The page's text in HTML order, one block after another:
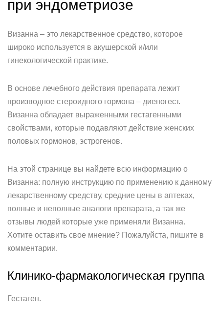
при эндометриозе
Визанна – это лекарственное средство, которое
широко используется в акушерской и/или
гинекологической практике.
В основе лечебного действия препарата лежит
производное стероидного гормона – диеногест.
Визанна обладает выраженными гестагенными
свойствами, которые подавляют действие женских
половых гормонов, эстрогенов.
На этой странице вы найдете всю информацию о
Визанна: полную инструкцию по применению к данному
лекарственному средству, средние цены в аптеках,
полные и неполные аналоги препарата, а так же
отзывы людей которые уже применяли Визанна.
Хотите оставить свое мнение? Пожалуйста, пишите в
комментарии.
Клинико-фармакологическая группа
Гестаген.